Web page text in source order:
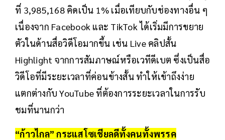
ที่ 3,985,168 คิดเป็น 1% เมื่อเทียบกับช่องทางอื่น ๆ
เนื่องจาก Facebook และ TikTok ได้เริ่มมีการขยาย
ตัวในด้านสื่อวิดีโอมากขึ้น เช่น Live คลิปสั้น
Highlight จากการสัมภาษณ์หรือเวทีดีเบต ซึ่งเป็นสื่อ
วิดีโอที่มีระยะเวลาที่ค่อนข้างสั้น ทำให้เข้าถึงง่าย
แตกต่างกับ YouTube ที่ต้องการระยะเวลาในการรับ
ชมที่นานกว่า
“ก้าวไกล” กระแสโซเชียลดีทั้งคนทั้งพรรค